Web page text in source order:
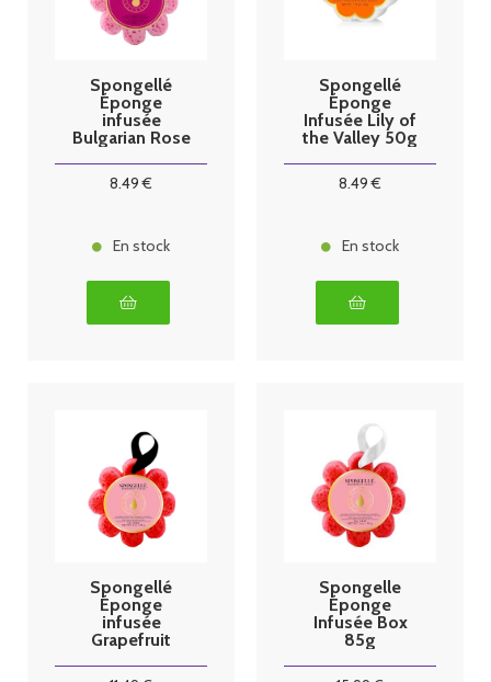
Spongellé
Éponge
infusée
Bulgarian Rose
8.49 €
En stock
Spongellé
Éponge
Infusée Lily of
the Valley 50g
8.49 €
En stock
Spongellé
Éponge
infusée
Grapefruit
Spongellé 85g
Spongelle
Éponge
Infusée Box
85g
e Cassis